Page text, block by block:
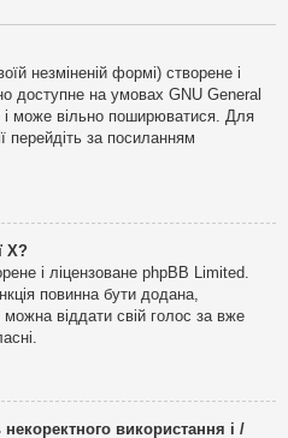
незміненій формі) створене і
доступне на умовах GNU General
і може вільно поширюватися. Для
перейдіть за посиланням
X?
і ліцензоване phpBB Limited.
повинна бути додана,
віддати свій голос за вже
використання і /